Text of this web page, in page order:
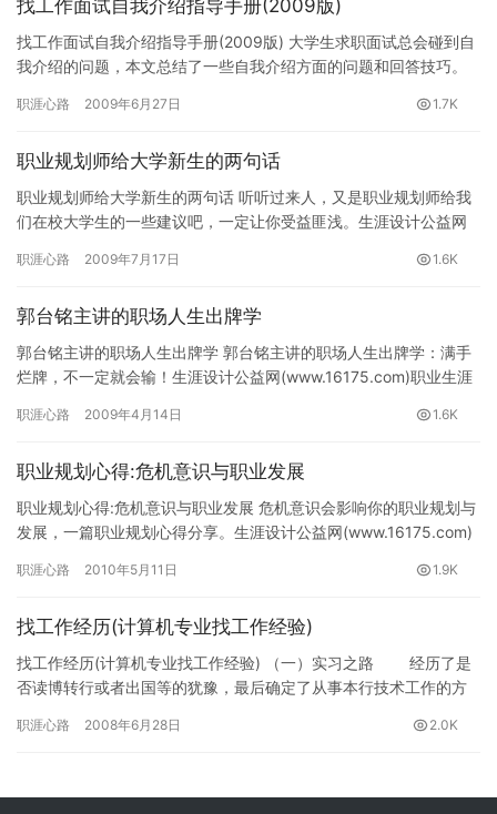
找工作面试自我介绍指导手册(2009版)
找工作面试自我介绍指导手册(2009版) 大学生求职面试总会碰到自
我介绍的问题，本文总结了一些自我介绍方面的问题和回答技巧。
职涯心路 2009年6月27日 1.7K
职业规划师给大学新生的两句话
职业规划师给大学新生的两句话 听听过来人，又是职业规划师给我
们在校大学生的一些建议吧，一定让你受益匪浅。生涯设计公益网
职涯心路 2009年7月17日 1.6K
郭台铭主讲的职场人生出牌学
郭台铭主讲的职场人生出牌学 郭台铭主讲的职场人生出牌学：满手
烂牌，不一定就会输！生涯设计公益网(www.16175.com)职业生涯
职涯心路 2009年4月14日 1.6K
职业规划心得:危机意识与职业发展
职业规划心得:危机意识与职业发展 危机意识会影响你的职业规划与
发展，一篇职业规划心得分享。生涯设计公益网(www.16175.com)
职涯心路 2010年5月11日 1.9K
找工作经历(计算机专业找工作经验)
找工作经历(计算机专业找工作经验) （一）实习之路 经历了是
否读博转行或者出国等的犹豫，最后确定了从事本行技术工作的方
职涯心路 2008年6月28日 2.0K